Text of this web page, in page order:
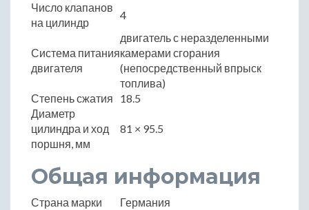
Число клапанов
на цилиндр
4
Система питания
двигателя
двигатель с неразделенными
камерами сгорания
(непосредственный впрыск
топлива)
Степень сжатия
18.5
Диаметр
цилиндра и ход
поршня, мм
81 × 95.5
Общая информация
Страна марки
Германия